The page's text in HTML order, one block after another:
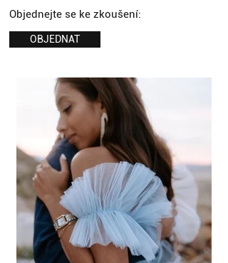
Objednejte se ke zkoušení:
OBJEDNAT